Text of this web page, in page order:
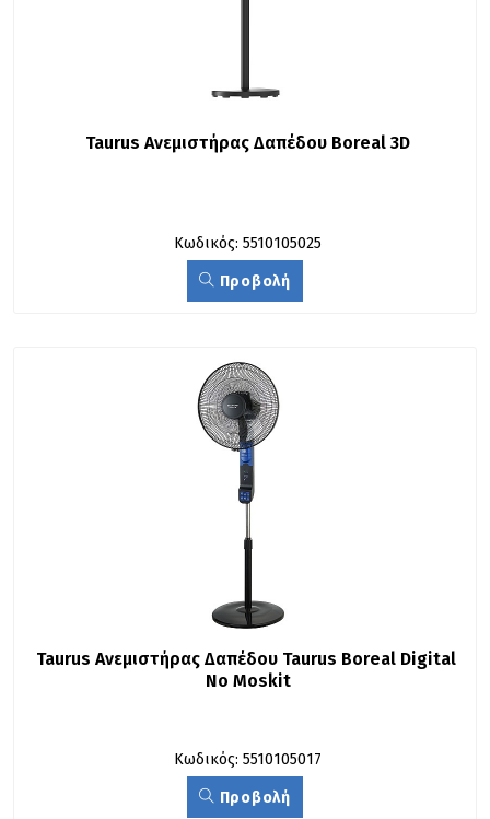
Taurus Ανεμιστήρας Δαπέδου Boreal 3D
Κωδικός: 5510105025
Προβολή
Taurus Ανεμιστήρας Δαπέδου Taurus Boreal Digital
No Moskit
Κωδικός: 5510105017
Προβολή